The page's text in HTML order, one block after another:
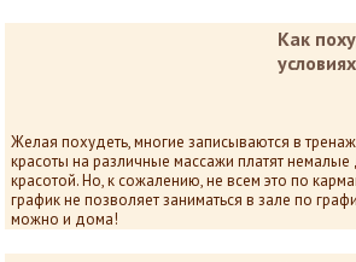
Как
Желая похудеть, многие записываются в
красоты на различные массажи платят немалые
красотой. Но, к сожалению, не всем это по
график не позволяет заниматься в зале по
можно и дома!